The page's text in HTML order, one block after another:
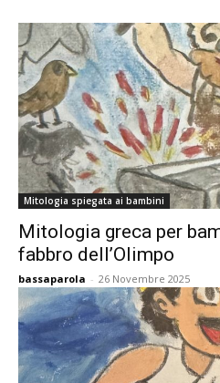
Mitologia spiegata ai bambini
Mitologia greca per
fabbro dell’Olimpo
bassaparola - 26 Novembre 2025